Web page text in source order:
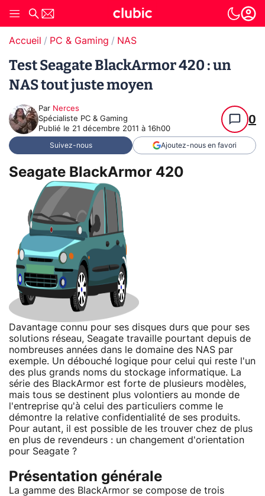
Accueil PC & Gaming NAS
Test Seagate BlackArmor 420 : un
NAS tout juste moyen
Par Nerces
Spécialiste PC & Gaming
Publié le 21 décembre 2011 à 16h00
0
Suivez-nous Ajoutez-nous en favori
Seagate BlackArmor 420
Davantage connu pour ses disques durs que pour ses
solutions réseau, Seagate travaille pourtant depuis de
nombreuses années dans le domaine des NAS par
exemple. Un débouché logique pour celui qui reste l'un
des plus grands noms du stockage informatique. La
série des BlackArmor est forte de plusieurs modèles,
mais tous se destinent plus volontiers au monde de
l'entreprise qu'à celui des particuliers comme le
démontre la relative confidentialité de ses produits.
Pour autant, il est possible de les trouver chez de plus
en plus de revendeurs : un changement d'orientation
pour Seagate ?
Présentation générale
La gamme des BlackArmor se compose de trois